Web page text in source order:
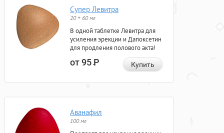
Супер Левитра
20 + 60 мг
В одной таблетке Левитра для
усиления эрекции и Дапоксетин
для продления полового акта!
от 95Р Купить
Аванафил
100 мг